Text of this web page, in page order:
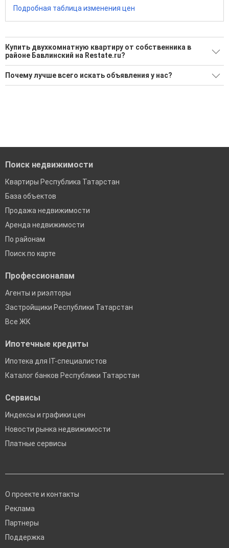
Подробная таблица изменения цен
Купить двухкомнатную квартиру от собственника в
районе Бавлинский на Restate.ru?
Поможем Купить двухкомнатную квартиру от собственника
в районе Бавлинский?
Почему лучше всего искать объявления у нас?
Поиск недвижимости
Квартиры Республика Татарстан
База объектов
Продажа недвижимости
Аренда недвижимости
По районам
Поиск по карте
Профессионалам
Агенты и риэлторы
Застройщики Республики Татарстан
Все ЖК
Ипотечные кредиты
Ипотека для IT-специалистов
Каталог банков Республики Татарстан
Сервисы
Индексы и графики цен
Новости рынка недвижимости
Платные сервисы
О проекте и контакты
Реклама
Партнеры
Поддержка